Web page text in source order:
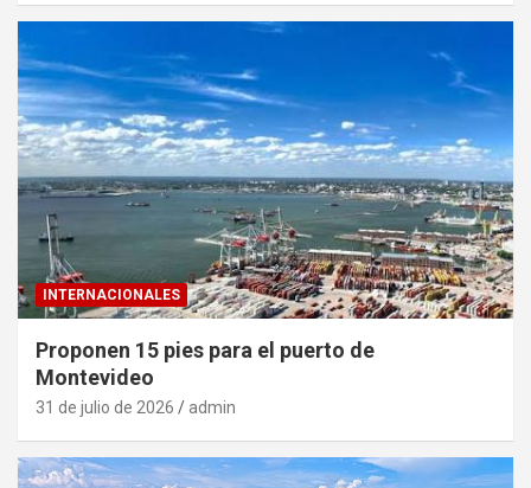
INTERNACIONALES
Proponen 15 pies para el puerto de
Montevideo
31 de julio de 2026 admin